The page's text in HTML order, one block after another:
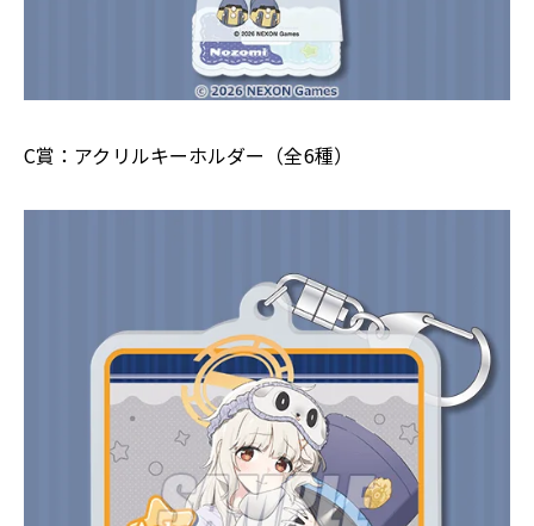
C賞：アクリルキーホルダー（全6種）